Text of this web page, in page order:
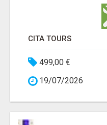
CITA TOURS
499,00 €
19/07/2026